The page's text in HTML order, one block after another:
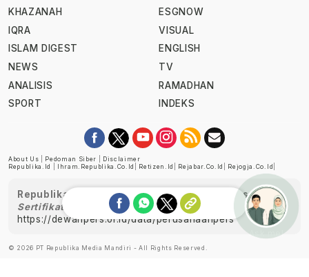
KHAZANAH
IQRA
ISLAM DIGEST
NEWS
ANALISIS
SPORT
ESGNOW
VISUAL
ENGLISH
TV
RAMADHAN
INDEKS
About Us Pedoman Siber
Disclaimer
Republika.id
Ihram.republika.co.id Retizen.id Rejabar.co.id Rejogja.co.id
Republika telah diverifikasi oleh Dewan Pers
Sertifikat Nomor 1058/DP-Verifikasi/K/XII/2022
https://dewanpers.or.id/data/perusahaanpers
© 2026 PT Republika Media Mandiri - All Rights Reserved.
Ask me!